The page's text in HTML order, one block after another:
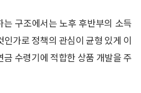
구조에서는 노후 후반부의 소득
가로 정책의 관심이 균형 있게 이
수령기에 적합한 상품 개발을 주